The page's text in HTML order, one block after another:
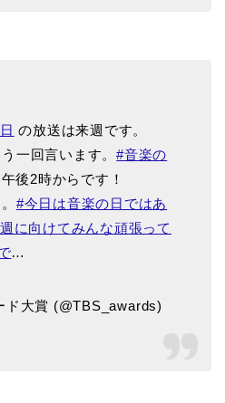
の放送は来週です。
一回言います。#音楽の
後2時からです！
#今日は音楽の日ではあ
に向けてみんな頑張って
…
大賞 (@TBS_awards)